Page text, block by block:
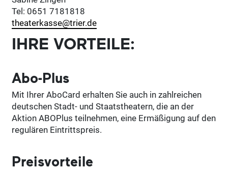
Tel: 0651 7181818
theaterkasse@trier.de
IHRE VORTEILE:
Abo-Plus
Mit Ihrer AboCard erhalten Sie auch in zahlreichen
deutschen Stadt- und Staatstheatern, die an der
Aktion ABOPlus teilnehmen, eine Ermäßigung auf den
regulären Eintrittspreis.
Preisvorteile